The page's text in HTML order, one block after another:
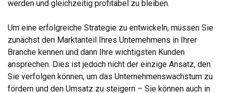
werden und gleichzeitig profitabel zu bleiben.
Um eine erfolgreiche Strategie zu entwickeln, müssen Sie
zunächst den Marktanteil Ihres Unternehmens in Ihrer
Branche kennen und dann Ihre wichtigsten Kunden
ansprechen. Dies ist jedoch nicht der einzige Ansatz, den
Sie verfolgen können, um das Unternehmenswachstum zu
fördern und den Umsatz zu steigern – Sie können auch in